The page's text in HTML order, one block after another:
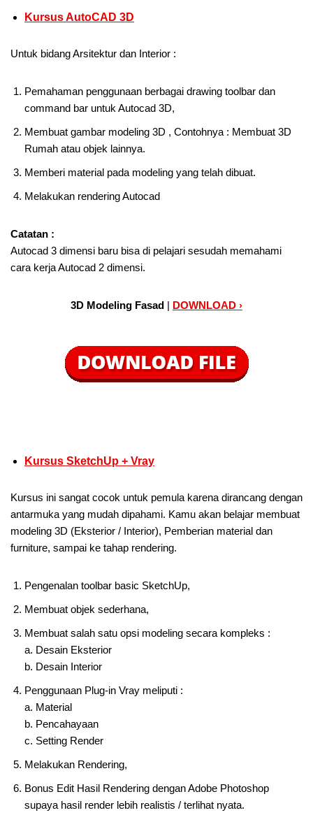
Kursus AutoCAD 3D
Untuk bidang Arsitektur dan Interior :
Pemahaman penggunaan berbagai drawing toolbar dan
command bar untuk Autocad 3D,
Membuat gambar modeling 3D , Contohnya : Membuat 3D
Rumah atau objek lainnya.
Memberi material pada modeling yang telah dibuat.
Melakukan rendering Autocad
Catatan :
Autocad 3 dimensi baru bisa di pelajari sesudah memahami
cara kerja Autocad 2 dimensi.
3D Modeling Fasad | DOWNLOAD ›
Kursus SketchUp + Vray
Kursus ini sangat cocok untuk pemula karena dirancang dengan
antarmuka yang mudah dipahami. Kamu akan belajar membuat
modeling 3D (Eksterior / Interior), Pemberian material dan
furniture, sampai ke tahap rendering.
Pengenalan toolbar basic SketchUp,
Membuat objek sederhana,
Membuat salah satu opsi modeling secara kompleks :
a. Desain Eksterior
b. Desain Interior
Penggunaan Plug-in Vray meliputi :
a. Material
b. Pencahayaan
c. Setting Render
Melakukan Rendering,
Bonus Edit Hasil Rendering dengan Adobe Photoshop
supaya hasil render lebih realistis / terlihat nyata.